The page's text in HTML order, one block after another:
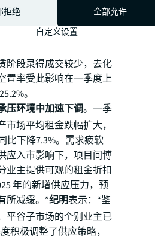
仍在一定程度上拖累北京
面，一季度北京于平谷子
目，总建筑面积约为
目因交通可达性及区位
阶段录得成交较少，去化
置率受此影响在一季度上
。
压环境中加速下调。一季
市场平均租金跌幅扩大，
比下降7.3%。需求疲软
应入市影响下，项目间博
业主提供可观的租金折扣
年的新增供应压力，预
所减缓。”纪明表示：“鉴
平谷子市场的个别业主已
积极调整了供应策略，
拒绝
全部允许
自定义设置